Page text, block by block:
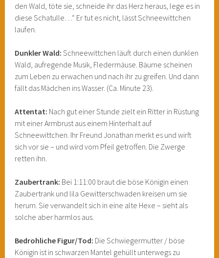
den Wald, töte sie, schneide ihr das Herz heraus, lege es in
diese Schatulle…“ Er tut es nicht, lässt Schneewittchen
laufen.
Dunkler Wald: Schneewittchen läuft durch einen dunklen
Wald, aufregende Musik, Fledermäuse. Bäume scheinen
zum Leben zu erwachen und nach ihr zu greifen. Und dann
fällt das Mädchen ins Wasser. (Ca. Minute 23).
Attentat: Nach gut einer Stunde zielt ein Ritter in Rüstung
mit einer Armbrust aus einem Hinterhalt auf
Schneewittchen. Ihr Freund Jonathan merkt es und wirft
sich vor sie – und wird vom Pfeil getroffen. Die Zwerge
retten ihn.
Zaubertrank: Bei 1:11:00 braut die böse Königin einen
Zaubertrank und lila Gewitterschwaden kreisen um sie
herum. Sie verwandelt sich in eine alte Hexe – sieht als
solche aber harmlos aus.
Bedrohliche Figur/Tod: Die Schwiegermutter / böse
Königin ist in schwarzen Mantel gehüllt unterwegs zu